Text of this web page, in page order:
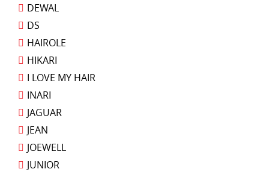
DEWAL
DS
HAIROLE
HIKARI
I LOVE MY HAIR
INARI
JAGUAR
JEAN
JOEWELL
JUNIOR